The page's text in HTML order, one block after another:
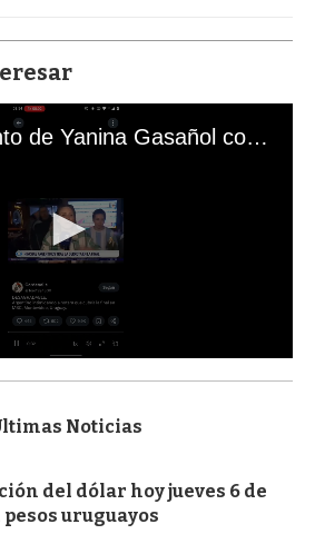
El mal momento de Yanina Gasañol con un hincha argentino en "Subrayado"
Noticias
del dólar hoy jueves 6 de
pesos uruguayos